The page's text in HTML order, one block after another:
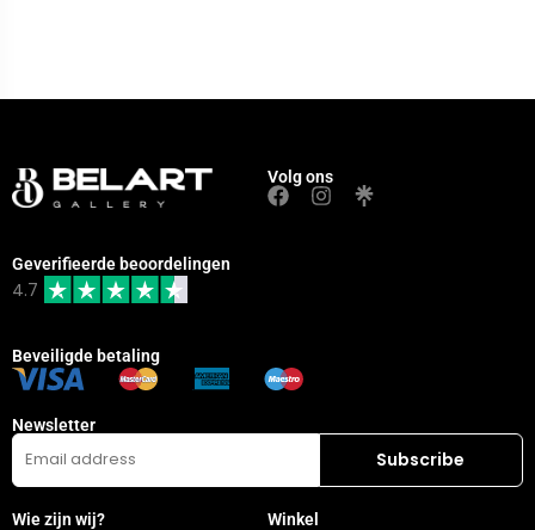
Volg ons
Geverifieerde beoordelingen
4.7
Beveiligde betaling
Newsletter
Wie zijn wij? Winkel